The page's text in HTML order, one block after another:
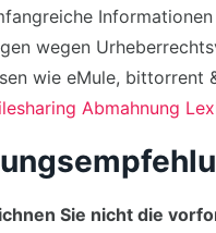
wegen
wie eMule, bittorrent
Abmahnung
Sie nicht die